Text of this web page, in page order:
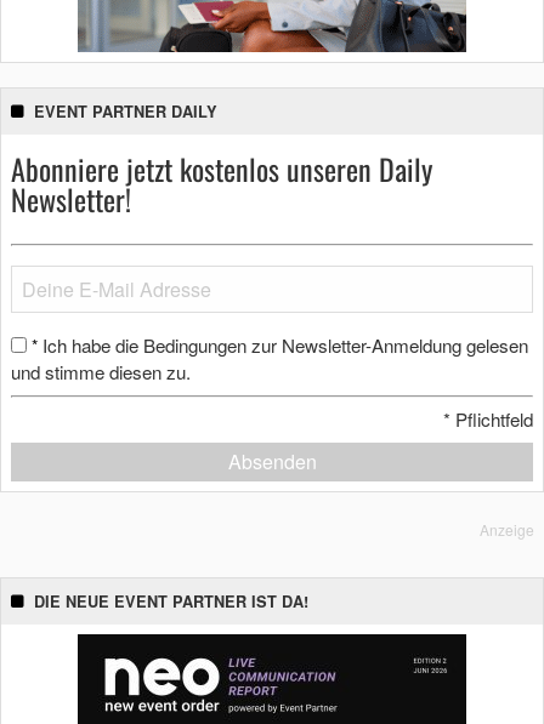
EVENT PARTNER DAILY
Abonniere jetzt kostenlos unseren Daily
Newsletter!
* Ich habe die Bedingungen zur Newsletter-Anmeldung gelesen
und stimme diesen zu.
* Pflichtfeld
Absenden
Anzeige
DIE NEUE EVENT PARTNER IST DA!